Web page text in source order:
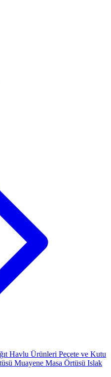
Havlu Ürünleri Peçete ve Kutu
Muayene Masa Örtüsü Islak